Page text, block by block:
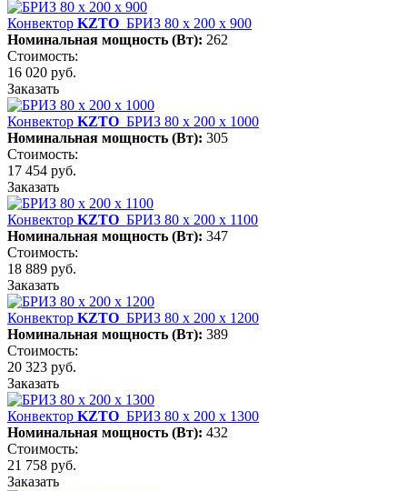
Конвектор KZTO БРИЗ 80 х 200 х 900
Номинальная мощность (Вт): 262
Стоимость:
16 020 руб.
Заказать
Конвектор KZTO БРИЗ 80 х 200 х 1000
Номинальная мощность (Вт): 305
Стоимость:
17 454 руб.
Заказать
Конвектор KZTO БРИЗ 80 х 200 х 1100
Номинальная мощность (Вт): 347
Стоимость:
18 889 руб.
Заказать
Конвектор KZTO БРИЗ 80 х 200 х 1200
Номинальная мощность (Вт): 389
Стоимость:
20 323 руб.
Заказать
Конвектор KZTO БРИЗ 80 х 200 х 1300
Номинальная мощность (Вт): 432
Стоимость:
21 758 руб.
Заказать